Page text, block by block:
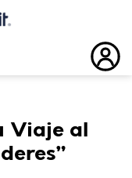
Viaje al